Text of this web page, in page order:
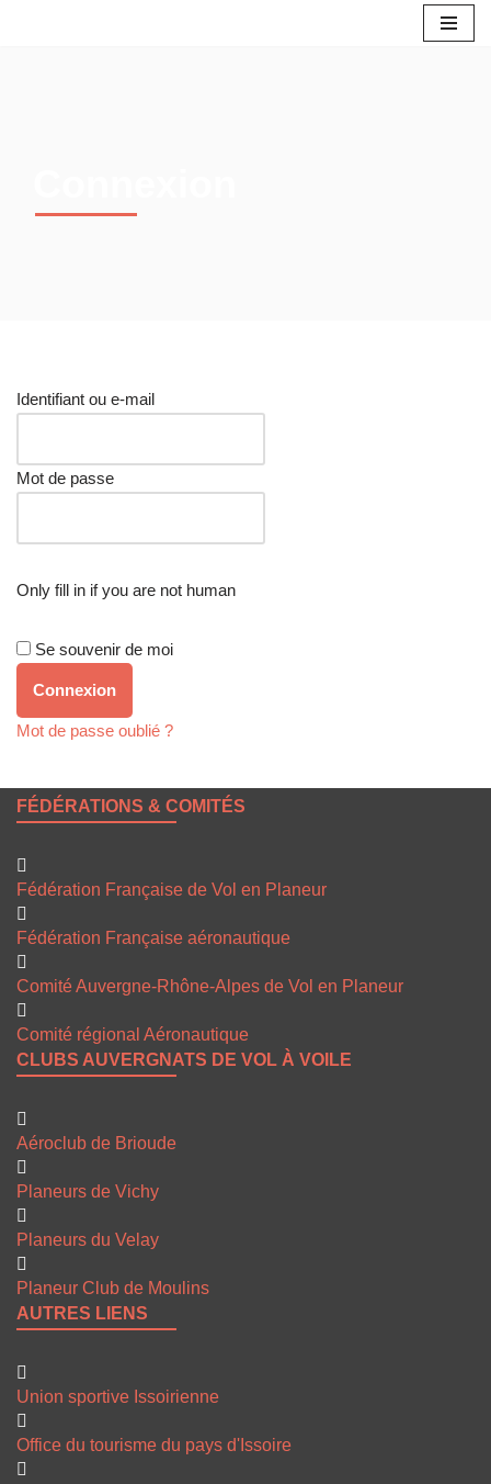
Identifiant ou e-mail
Mot de passe
Only fill in if you are not human
Se souvenir de moi
Mot de passe oublié ?
FÉDÉRATIONS & COMITÉS
Fédération Française de Vol en Planeur
Fédération Française aéronautique
Comité Auvergne-Rhône-Alpes de Vol en Planeur
Comité régional Aéronautique
CLUBS AUVERGNATS DE VOL À VOILE
Aéroclub de Brioude
Planeurs de Vichy
Planeurs du Velay
Planeur Club de Moulins
AUTRES LIENS
Union sportive Issoirienne
Office du tourisme du pays d'Issoire